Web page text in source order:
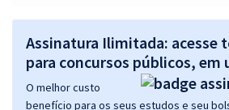
Comprar
Assinatura Ilimitada: acesse
para concursos públicos, em
O melhor custo
benefício para os seus estudos e seu